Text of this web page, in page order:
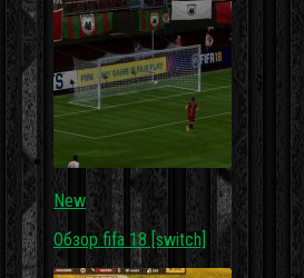
New
Обзор fifa 18 [switch]